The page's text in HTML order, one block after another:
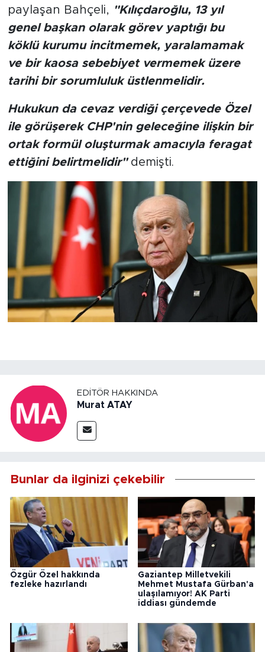
paylaşan Bahçeli, "Kılıçdaroğlu, 13 yıl
genel başkan olarak görev yaptığı bu
köklü kurumu incitmemek, yaralamamak
ve bir kaosa sebebiyet vermemek üzere
tarihi bir sorumluluk üstlenmelidir.
Hukukun da cevaz verdiği çerçevede Özel
ile görüşerek CHP'nin geleceğine ilişkin bir
ortak formül oluşturmak amacıyla feragat
ettiğini belirtmelidir"demişti.
EDITÖR HAKKINDA
Murat ATAY
Bunlar da ilginizi çekebilir
Özgür Özel hakkında
fezleke hazırlandı
Gaziantep Milletvekili
Mehmet Mustafa Gürban'a
ulaşılamıyor! AK Parti
iddiası gündemde